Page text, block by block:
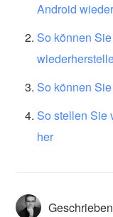
Android
So können
So können
So stellen Sie
her